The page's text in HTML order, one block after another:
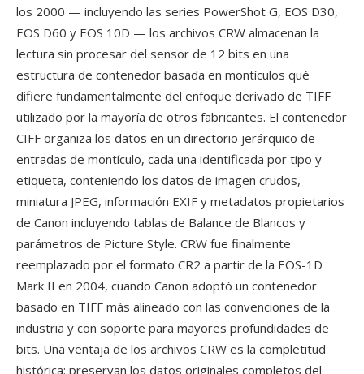
los 2000 — incluyendo las series PowerShot G, EOS D30,
EOS D60 y EOS 10D — los archivos CRW almacenan la
lectura sin procesar del sensor de 12 bits en una
estructura de contenedor basada en montículos qué
difiere fundamentalmente del enfoque derivado de TIFF
utilizado por la mayoría de otros fabricantes. El contenedor
CIFF organiza los datos en un directorio jerárquico de
entradas de montículo, cada una identificada por tipo y
etiqueta, conteniendo los datos de imagen crudos,
miniatura JPEG, información EXIF y metadatos propietarios
de Canon incluyendo tablas de Balance de Blancos y
parámetros de Picture Style. CRW fue finalmente
reemplazado por el formato CR2 a partir de la EOS-1D
Mark II en 2004, cuando Canon adoptó un contenedor
basado en TIFF más alineado con las convenciones de la
industria y con soporte para mayores profundidades de
bits. Una ventaja de los archivos CRW es la completitud
histórica: preservan los datos originales completos del